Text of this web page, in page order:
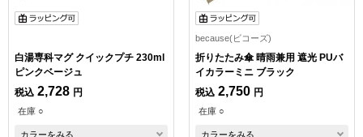
白湯専科マグ クイックプチ 230ml
ピンクベージュ
税込 2,728 円
在庫 ○
カラーをみる
because(ビコーズ)
折りたたみ傘 晴雨兼用 遮光 PUバ
イカラーミニ ブラック
税込 2,750 円
在庫 ○
カラーをみる